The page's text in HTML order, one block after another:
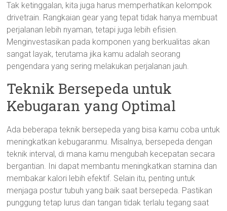
Tak ketinggalan, kita juga harus memperhatikan kelompok
drivetrain. Rangkaian gear yang tepat tidak hanya membuat
perjalanan lebih nyaman, tetapi juga lebih efisien.
Menginvestasikan pada komponen yang berkualitas akan
sangat layak, terutama jika kamu adalah seorang
pengendara yang sering melakukan perjalanan jauh.
Teknik Bersepeda untuk
Kebugaran yang Optimal
Ada beberapa teknik bersepeda yang bisa kamu coba untuk
meningkatkan kebugaranmu. Misalnya, bersepeda dengan
teknik interval, di mana kamu mengubah kecepatan secara
bergantian. Ini dapat membantu meningkatkan stamina dan
membakar kalori lebih efektif. Selain itu, penting untuk
menjaga postur tubuh yang baik saat bersepeda. Pastikan
punggung tetap lurus dan tangan tidak terlalu tegang saat